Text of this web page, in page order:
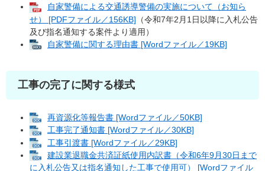
自家警備による交通誘導警備の実施について（お知ら
せ） [PDFファイル／156KB] （令和7年2月1日以降に入札公告
及び指名通知する案件より適用）
自家警備に関する理由書 [Wordファイル／19KB]
工事の完了に関する様式
再資源化等報告書 [Wordファイル／50KB]
工事完了通知書 [Wordファイル／30KB]
工事引渡書 [Wordファイル／29KB]
建設業退職金共済証紙使用内訳書（令和6年9月30日まで
に入札公告又は指名通知した工事で使用可） [Wordファイル